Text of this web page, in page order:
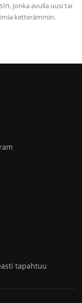
, jonka avulla uusi tai
ketterämmin.
tapahtuu